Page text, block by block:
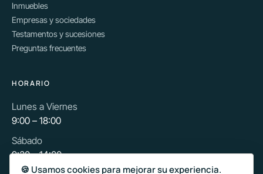
Inmuebles
Empresas y sociedades
Testamentos y sucesiones
Preguntas frecuentes
HORARIO
Lunes a Viernes
9:00 – 18:00
Sábado
9:30 – 14:00
🍪 Usamos cookies para mejorar su experiencia.